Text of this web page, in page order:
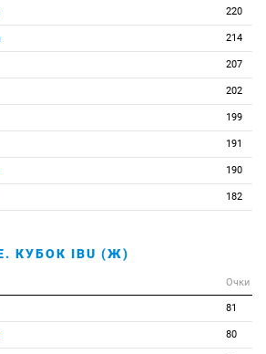
220
214
207
202
199
191
190
182
КУБОК IBU (Ж)
Очки
81
80